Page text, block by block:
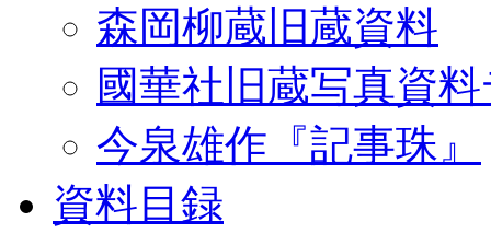
森岡柳蔵旧蔵資料
國華社旧蔵写真資
今泉雄作『記事珠』
資料目録